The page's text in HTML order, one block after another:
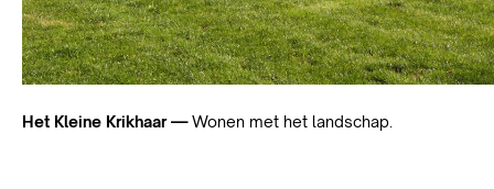
Het Kleine Krikhaar —Wonen met het landschap.